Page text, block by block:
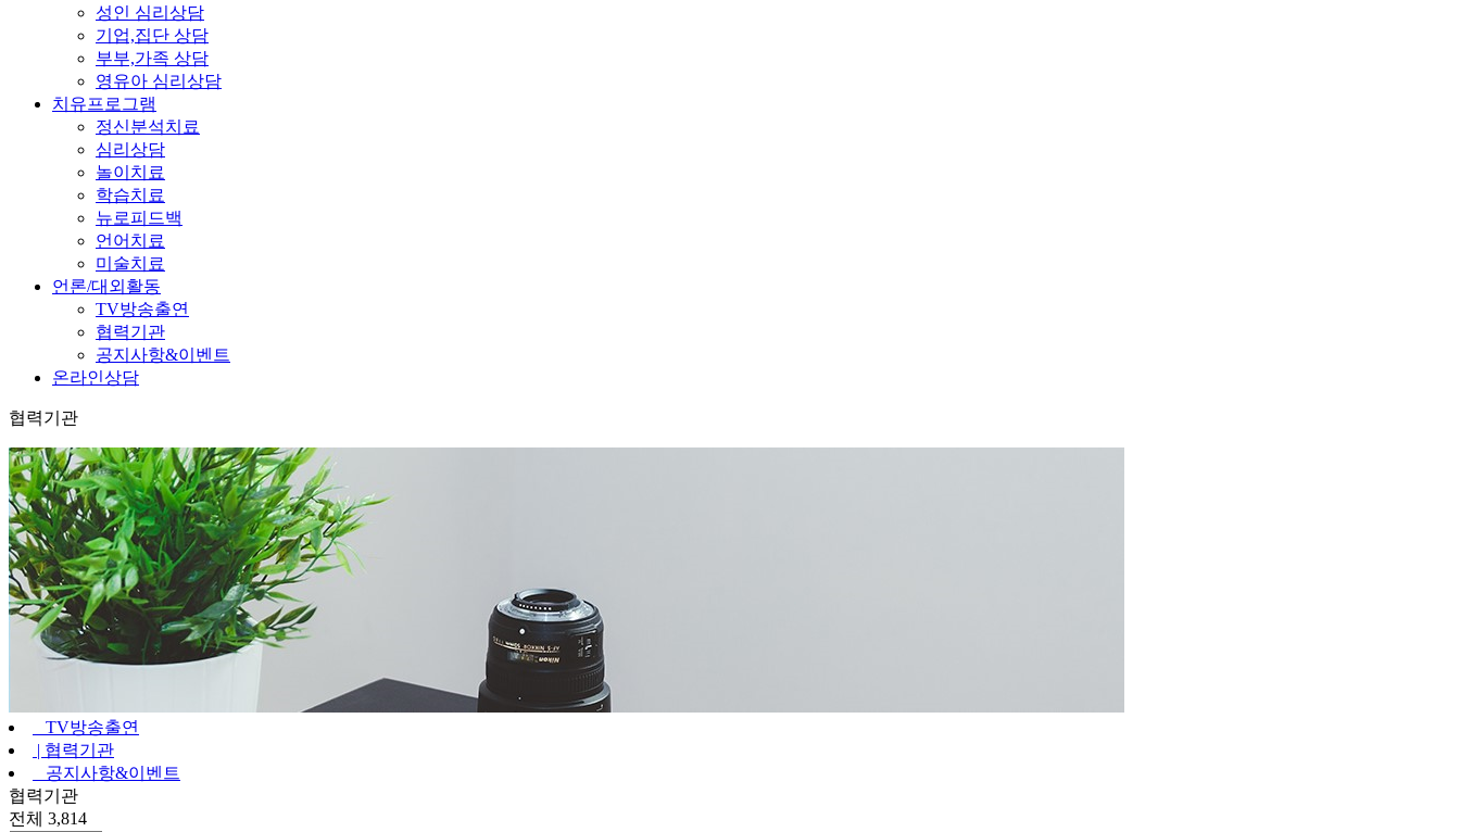
성인 심리상담
기업,집단 상담
부부,가족 상담
영유아 심리상담
치유프로그램
정신분석치료
심리상담
놀이치료
학습치료
뉴로피드백
언어치료
미술치료
언론/대외활동
TV방송출연
협력기관
공지사항&이벤트
온라인상담
협력기관
TV방송출연
| 협력기관
공지사항&이벤트
협력기관
전체 3,814